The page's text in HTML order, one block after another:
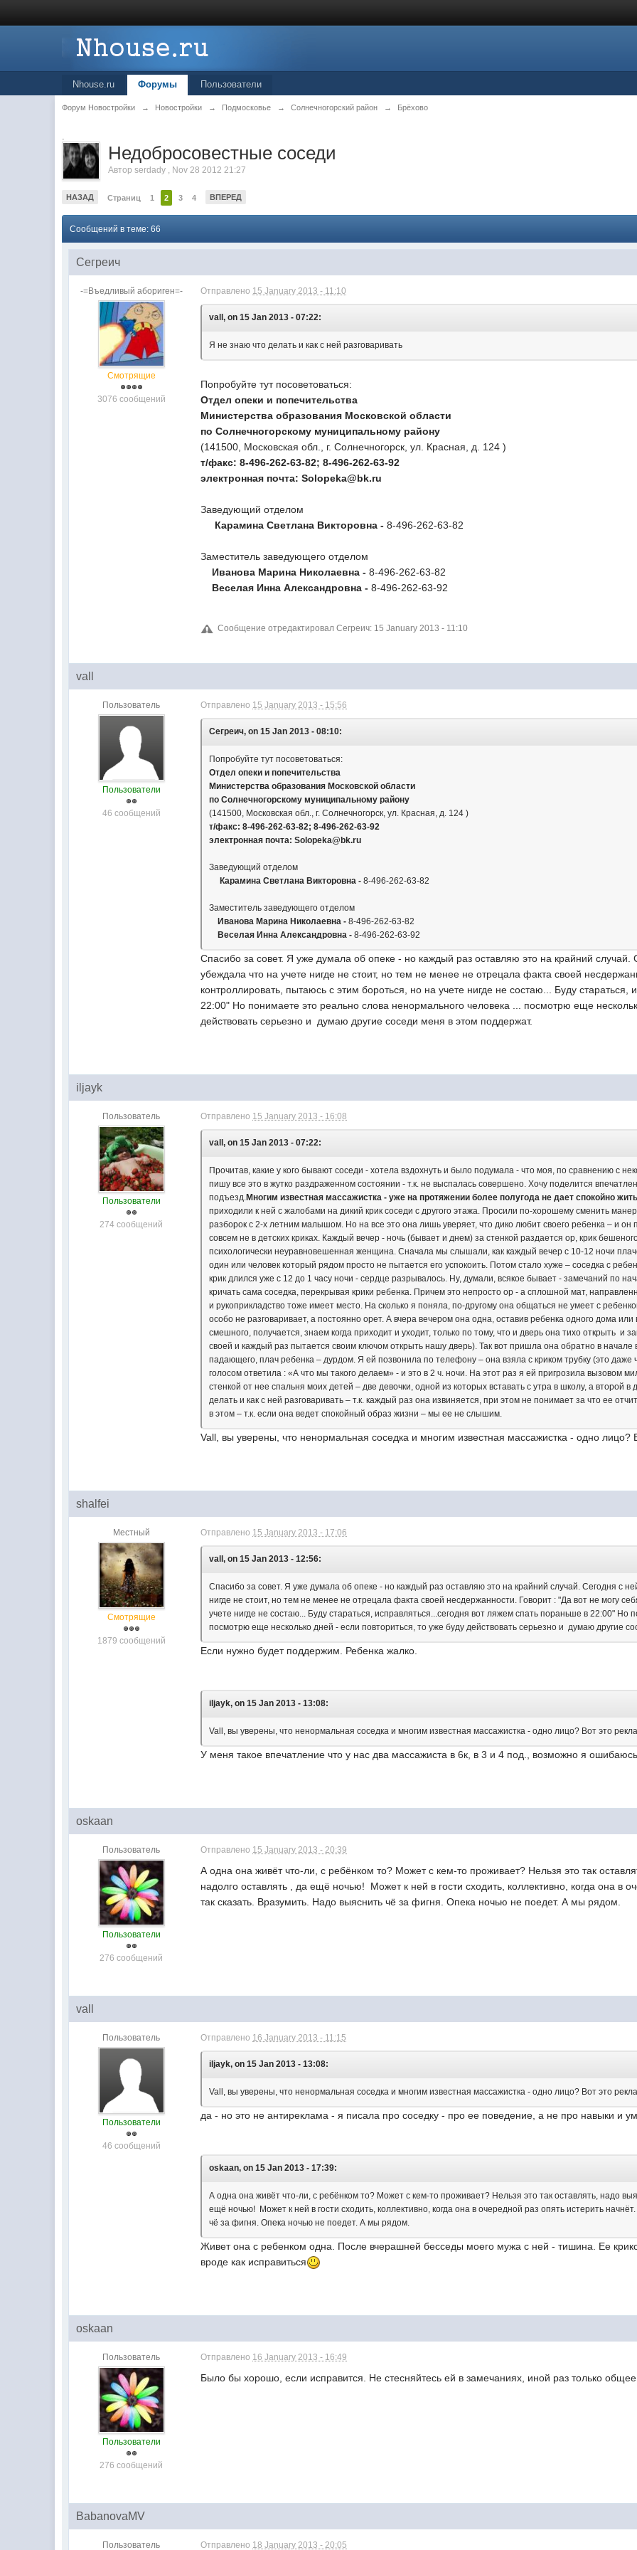
Nhouse.ru Форумы Пользователи
Форум Новостройки → Новостройки → Подмосковье → Солнечногорский район → Брёхово
.
Недобросовестные соседи
Авторserdady , Nov 28 2012 21:27
НАЗАД Страниц 1 2 3 4 ВПЕРЕД
Сообщений в теме: 66
Сегреич
-=Въедливый абориген=-
Смотрящие
3076 сообщений
Отправлено 15 January 2013 - 11:10
vall, on 15 Jan 2013 - 07:22:
Я не знаю что делать и как с ней разговаривать
Попробуйте тут посоветоваться:
Отдел опеки и попечительства
Министерства образования Московской области
по Солнечногорскому муниципальному району
(141500, Московская обл., г. Солнечногорск, ул. Красная, д. 124 )
т/факс: 8-496-262-63-82; 8-496-262-63-92
электронная почта: Solopeka@bk.ru
Заведующий отделом
Карамина Светлана Викторовна -8-496-262-63-82
Заместитель заведующего отделом
Иванова Марина Николаевна -8-496-262-63-82
Веселая Инна Александровна -8-496-262-63-92
Сообщение отредактировал Сегреич: 15 January 2013 - 11:10
vall
Пользователь
Пользователи
46 сообщений
Отправлено 15 January 2013 - 15:56
Сегреич, on 15 Jan 2013 - 08:10:
Попробуйте тут посоветоваться:
Отдел опеки и попечительства
Министерства образования Московской области
по Солнечногорскому муниципальному району
(141500, Московская обл., г. Солнечногорск, ул. Красная, д. 124 )
т/факс: 8-496-262-63-82; 8-496-262-63-92
электронная почта: Solopeka@bk.ru
Заведующий отделом
Карамина Светлана Викторовна -8-496-262-63-82
Заместитель заведующего отделом
Иванова Марина Николаевна -8-496-262-63-82
Веселая Инна Александровна -8-496-262-63-92
Спасибо за совет. Я уже думала об опеке - но каждый раз оставляю это на крайний случай.
убеждала что на учете нигде не стоит, но тем не менее не отрецала факта своей
контроллировать, пытаюсь с этим бороться, но на учете нигде не состаю... Буду
22:00" Но понимаете это реально слова ненормального человека ... посмотрю еще
действовать серьезно и думаю другие соседи меня в этом поддержат.
iljayk
Пользователь
Пользователи
274 сообщений
Отправлено 15 January 2013 - 16:08
vall, on 15 Jan 2013 - 07:22:
Прочитав, какие у кого бывают соседи - хотела вздохнуть и было подумала - что моя, по сравнению с
пишу все это в жутко раздраженном состоянии - т.к. не выспалась совершено. Хочу поделится
подъезд.Многим известная массажистка - уже на протяжении более полугода не дает спокойно
приходили к ней с жалобами на дикий крик соседи с другого этажа. Просили по-хорошему сменить
разборок с 2-х летним малышом. Но на все это она лишь уверяет, что дико любит своего ребенка – и он
совсем не в детских криках. Каждый вечер - ночь (бывает и днем) за стенкой раздается ор, крик
психологически неуравновешенная женщина. Сначала мы слышали, как каждый вечер с 10-12 ночи
один или человек который рядом просто не пытается его успокоить. Потом стало хуже – соседка с
крик длился уже с 12 до 1 часу ночи - сердце разрывалось. Ну, думали, всякое бывает - замечаний по
кричать сама соседка, перекрывая крики ребенка. Причем это непросто ор - а сплошной мат,
и рукоприкладство тоже имеет место. На сколько я поняла, по-другому она общаться не умеет с
особо не разговаривает, а постоянно орет. А вчера вечером она одна, оставив ребенка одного дома
смешного, получается, знаем когда приходит и уходит, только по тому, что и дверь она тихо открыть
своей и каждый раз пытается своим ключом открыть нашу дверь). Так вот пришла она обратно в начале
падающего, плач ребенка – дурдом. Я ей позвонила по телефону – она взяла с криком трубку (это
голосом ответила : «А что мы такого делаем» - и это в 2 ч. ночи. На этот раз я ей пригрозила вызовом
стенкой от нее спальня моих детей – две девочки, одной из которых вставать с утра в школу, а второй
делать и как с ней разговаривать – т.к. каждый раз она извиняется, при этом не понимает за что ее
в этом – т.к. если она ведет спокойный образ жизни – мы ее не слышим.
Vall, вы уверены, что ненормальная соседка и многим известная массажистка - одно лицо?
shalfei
Местный
Смотрящие
1879 сообщений
Отправлено 15 January 2013 - 17:06
vall, on 15 Jan 2013 - 12:56:
Спасибо за совет. Я уже думала об опеке - но каждый раз оставляю это на крайний случай. Сегодня с
нигде не стоит, но тем не менее не отрецала факта своей несдержанности. Говорит : "Да вот не могу
учете нигде не состаю... Буду стараться, исправляться...сегодня вот ляжем спать пораньше в 22:00" Но
посмотрю еще несколько дней - если повториться, то уже буду действовать серьезно и думаю другие
Если нужно будет поддержим. Ребенка жалко.
iljayk, on 15 Jan 2013 - 13:08:
Vall, вы уверены, что ненормальная соседка и многим известная массажистка - одно лицо? Вот это
У меня такое впечатление что у нас два массажиста в 6к, в 3 и 4 под., возможно я
oskaan
Пользователь
Пользователи
276 сообщений
Отправлено 15 January 2013 - 20:39
А одна она живёт что-ли, с ребёнком то? Может с кем-то проживает? Нельзя это так
надолго оставлять , да ещё ночью! Может к ней в гости сходить, коллективно, когда она в
так сказать. Вразумить. Надо выяснить чё за фигня. Опека ночью не поедет. А мы рядом.
vall
Пользователь
Пользователи
46 сообщений
Отправлено 16 January 2013 - 11:15
iljayk, on 15 Jan 2013 - 13:08:
Vall, вы уверены, что ненормальная соседка и многим известная массажистка - одно лицо? Вот это
да - но это не антиреклама - я писала про соседку - про ее поведение, а не про навыки и
oskaan, on 15 Jan 2013 - 17:39:
А одна она живёт что-ли, с ребёнком то? Может с кем-то проживает? Нельзя это так оставлять, надо
ещё ночью! Может к ней в гости сходить, коллективно, когда она в очередной раз опять истерить
чё за фигня. Опека ночью не поедет. А мы рядом.
Живет она с ребенком одна. После вчерашней бесседы моего мужа с ней - тишина. Ее
вроде как исправиться
oskaan
Пользователь
Пользователи
276 сообщений
Отправлено 16 January 2013 - 16:49
Было бы хорошо, если исправится. Не стесняйтесь ей в замечаниях, иной раз только
BabanovaMV
Пользователь Отправлено 18 January 2013 - 20:05